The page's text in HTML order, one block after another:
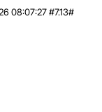
08:07:27 #7.13#